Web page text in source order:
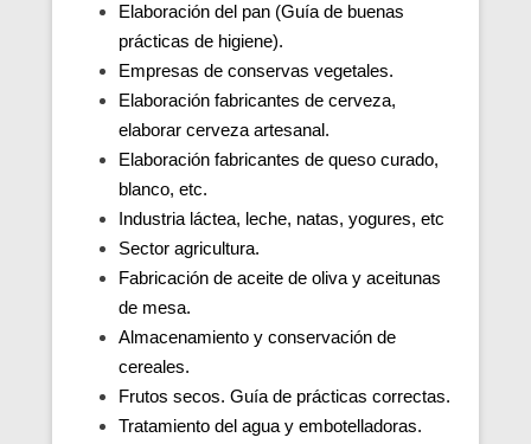
Elaboración del pan (Guía de buenas
prácticas de higiene).
Empresas de conservas vegetales.
Elaboración fabricantes de cerveza,
elaborar cerveza artesanal.
Elaboración fabricantes de queso curado,
blanco, etc.
Industria láctea, leche, natas, yogures, etc
Sector agricultura.
Fabricación de aceite de oliva y aceitunas
de mesa.
Almacenamiento y conservación de
cereales.
Frutos secos. Guía de prácticas correctas.
Tratamiento del agua y embotelladoras.